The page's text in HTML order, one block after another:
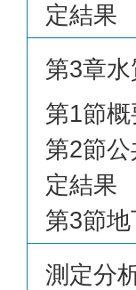
定結果
第3章水
第1節概
第2節
定結果
第3節
測定分